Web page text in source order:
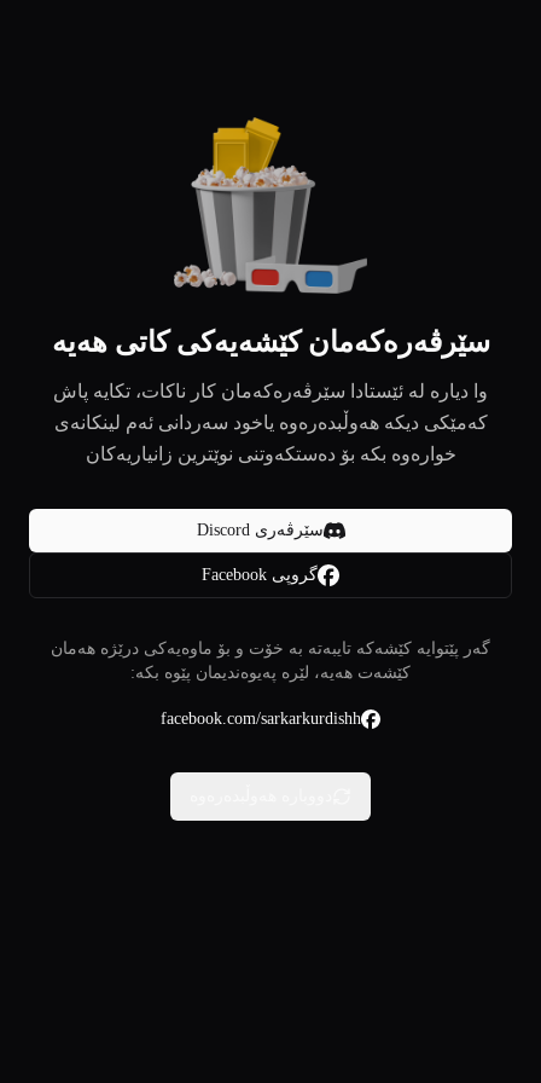
سێرڤەرەکەمان کێشەیەکی کاتی هەیە
وا دیارە لە ئێستادا سێرڤەرەکەمان کار ناکات، تکایە پاش
کەمێکی دیکە هەوڵبدەرەوە یاخود سەردانی ئەم لینکانەی
خوارەوە بکە بۆ دەستکەوتنی نوێترین زانیاریەکان
سێرڤەری Discord
گروپی Facebook
گەر پێتوایە کێشەکە تایبەتە بە خۆت و بۆ ماوەیەکی درێژە هەمان
کێشەت هەیە، لێرە پەیوەندیمان پێوە بکە:
facebook.com/sarkarkurdishh